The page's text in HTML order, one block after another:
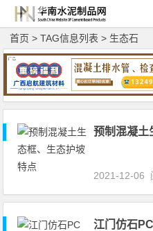
首页 > TAG信息列表 > 生态石
预制混凝土
2021-12-06
江门仿石